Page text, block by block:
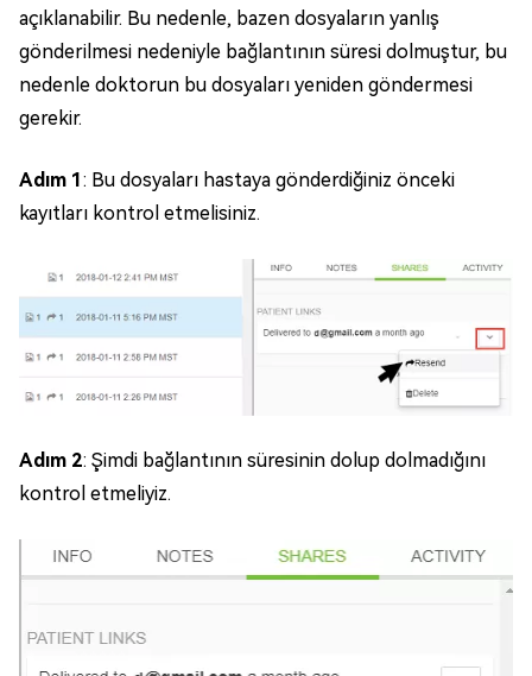
açıklanabilir. Bu nedenle, bazen dosyaların yanlış
gönderilmesi nedeniyle bağlantının süresi dolmuştur, bu
nedenle doktorun bu dosyaları yeniden göndermesi
gerekir.
Adım 1: Bu dosyaları hastaya gönderdiğiniz önceki
kayıtları kontrol etmelisiniz.
Adım 2: Şimdi bağlantının süresinin dolup dolmadığını
kontrol etmeliyiz.